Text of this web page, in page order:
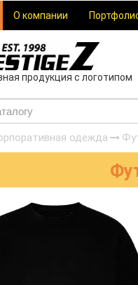
О компании
продукция с логотипом
одежда